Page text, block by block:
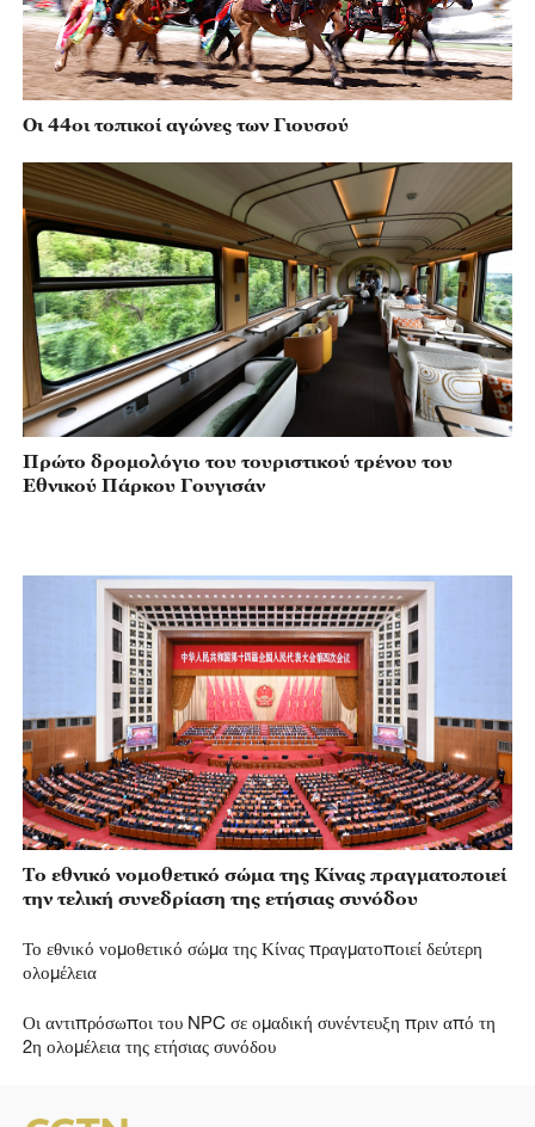
Οι 44οι τοπικοί αγώνες των Γιουσού
Πρώτο δρομολόγιο του τουριστικού τρένου του
Εθνικού Πάρκου Γουγισάν
Το εθνικό νομοθετικό σώμα της Κίνας πραγματοποιεί
την τελική συνεδρίαση της ετήσιας συνόδου
Το εθνικό νομοθετικό σώμα της Κίνας πραγματοποιεί δεύτερη
ολομέλεια
Οι αντιπρόσωποι του NPC σε ομαδική συνέντευξη πριν από τη
2η ολομέλεια της ετήσιας συνόδου